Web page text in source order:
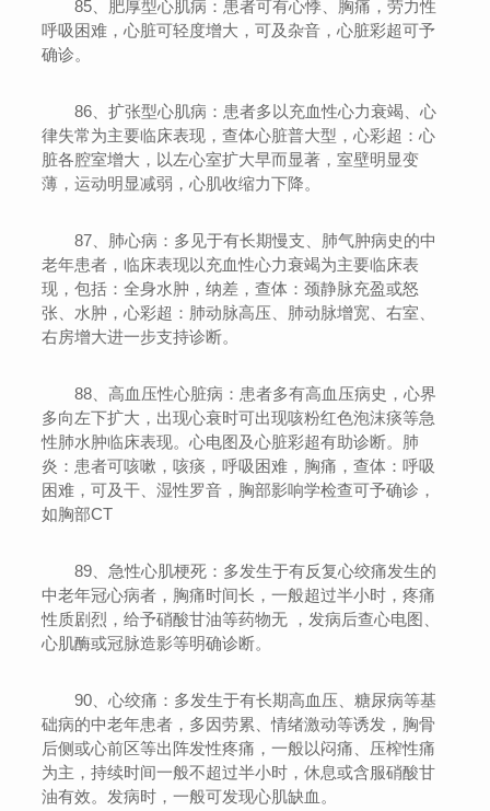
85、肥厚型心肌病：患者可有心悸、胸痛，劳力性
呼吸困难，心脏可轻度增大，可及杂音，心脏彩超可予
确诊。
86、扩张型心肌病：患者多以充血性心力衰竭、心
律失常为主要临床表现，查体心脏普大型，心彩超：心
脏各腔室增大，以左心室扩大早而显著，室壁明显变
薄，运动明显减弱，心肌收缩力下降。
87、肺心病：多见于有长期慢支、肺气肿病史的中
老年患者，临床表现以充血性心力衰竭为主要临床表
现，包括：全身水肿，纳差，查体：颈静脉充盈或怒
张、水肿，心彩超：肺动脉高压、肺动脉增宽、右室、
右房增大进一步支持诊断。
88、高血压性心脏病：患者多有高血压病史，心界
多向左下扩大，出现心衰时可出现咳粉红色泡沫痰等急
性肺水肿临床表现。心电图及心脏彩超有助诊断。肺
炎：患者可咳嗽，咳痰，呼吸困难，胸痛，查体：呼吸
困难，可及干、湿性罗音，胸部影响学检查可予确诊，
如胸部CT
89、急性心肌梗死：多发生于有反复心绞痛发生的
中老年冠心病者，胸痛时间长，一般超过半小时，疼痛
性质剧烈，给予硝酸甘油等药物无 ，发病后查心电图、
心肌酶或冠脉造影等明确诊断。
90、心绞痛：多发生于有长期高血压、糖尿病等基
础病的中老年患者，多因劳累、情绪激动等诱发，胸骨
后侧或心前区等出阵发性疼痛，一般以闷痛、压榨性痛
为主，持续时间一般不超过半小时，休息或含服硝酸甘
油有效。发病时，一般可发现心肌缺血。